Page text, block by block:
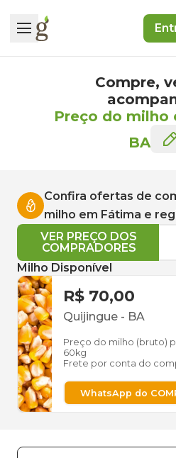
Compre,
Preço do milho
BA
Confira ofertas de
milho em Fátima e
VER PREÇO DOS
COMPRADORES
Milho Disponível
R$ 70,00
Quijingue - BA
Preço do milho (bruto)
60kg
Frete por conta do
WhatsApp do